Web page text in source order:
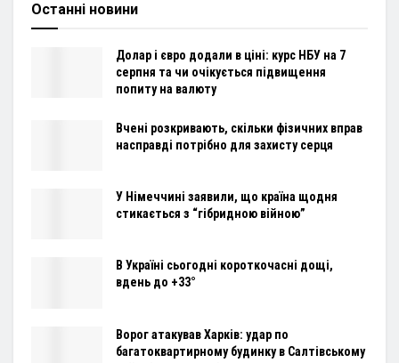
Останні новини
Долар і євро додали в ціні: курс НБУ на 7
серпня та чи очікується підвищення
попиту на валюту
Вчені розкривають, скільки фізичних вправ
насправді потрібно для захисту серця
У Німеччині заявили, що країна щодня
стикається з “гібридною війною”
В Україні сьогодні короткочасні дощі,
вдень до +33°
Ворог атакував Харків: удар по
багатоквартирному будинку в Салтівському